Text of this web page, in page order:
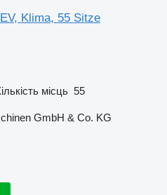
Klima, 55 Sitze
місць 55
GmbH & Co. KG